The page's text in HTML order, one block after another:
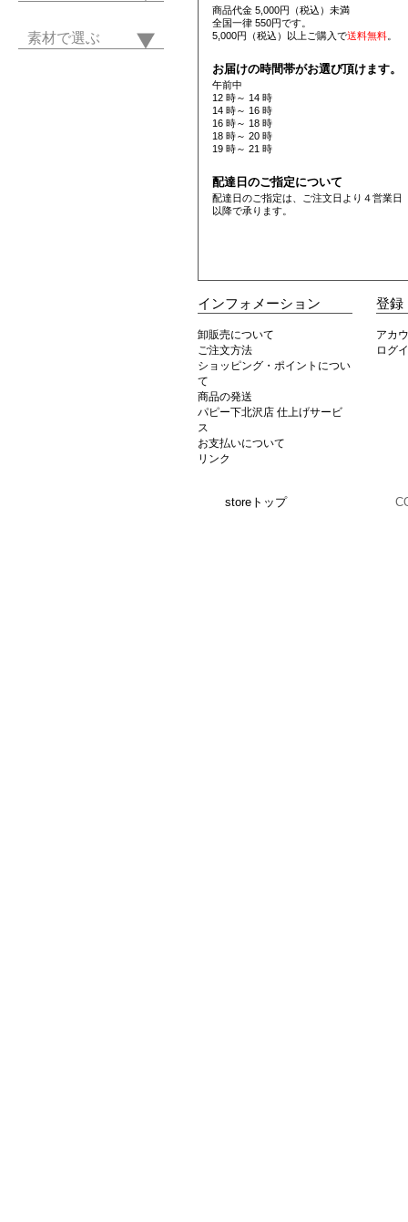
素材で選ぶ
商品代金 5,000円（税込）未満
全国一律 550円です。
5,000円（税込）以上ご購入で送料無料。
お届けの時間帯がお選び頂けます。
午前中
12 時～ 14 時
14 時～ 16 時
16 時～ 18 時
18 時～ 20 時
19 時～ 21 時
配達日のご指定について
配達日のご指定は、ご注文日より４営業日
以降で承ります。
インフォメーション
卸販売について
ご注文方法
ショッピング・ポイントについ
て
商品の発送
パピー下北沢店 仕上げサービ
ス
お支払いについて
リンク
登録
アカ
ログ
storeトップ